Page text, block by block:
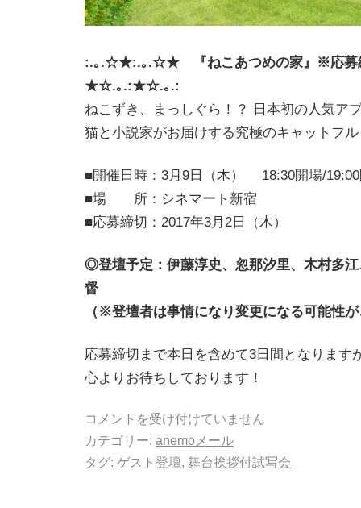
:.｡.☆★:.｡.☆★ 『ねこあつめの家』※応募
★☆.｡.:★☆.｡.:
ねこずき、まっしぐら！？ 日本初の人気ア
猫と小説家がお届けする究極のキャットフ
■開催日時：3月9日（木） 18:30開場/
■場 所：シネマート新宿
■応募締切：2017年3月2日（木）
◎登壇予定：伊藤淳史、忽那汐里、木村多
督
（※登壇者は事情になり変更になる可能性
応募締切まで本日を含めて3日間となります
心よりお待ちしております！
コメントを受け付けていません
カテゴリー: anemoメール
タグ: ゲスト登壇, 舞台挨拶付試写会